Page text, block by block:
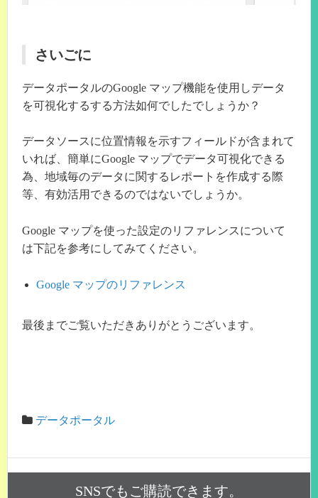
さいごに
データポータルのGoogle マップ機能を使用しデータ
を可視化するする方法如何でしたでしょうか？
データソースに位置情報を示すフィールドが含まれて
いれば、簡単にGoogle マップでデータ可視化できる
為、地域毎のデータに関するレポートを作成する際
等、有効活用できるのではないでしょうか。
Google マップを使った設定のリファレンスについて
は下記を参考にしてみてください。
Google マップのリファレンス
最後までご覧いただきありがとうございます。
データポータル
SNSでもご購読できます。